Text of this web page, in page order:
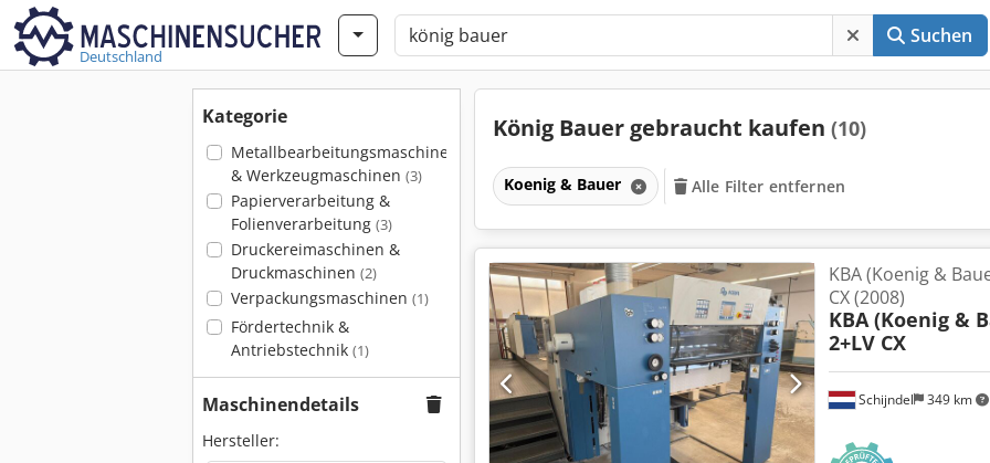
Deutschland
Suchen
Kategorie
Metallbearbeitungsmaschinen
& Werkzeugmaschinen (3)
Papierverarbeitung &
Folienverarbeitung (3)
Druckereimaschinen &
Druckmaschinen (2)
Verpackungsmaschinen (1)
Fördertechnik &
Antriebstechnik (1)
Maschinendetails
Hersteller:
König Bauer gebraucht kaufen (10)
Koenig & Bauer Alle Filter entfernen
Schijndel 349 km
KBA (Koenig &
CX (2008)
KBA (Koenig &
2+LV CX